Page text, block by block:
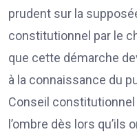
prudent sur la
constitutionnel par le
que cette démarche
à la connaissance du
Conseil
l’ombre dès lors qu’ils